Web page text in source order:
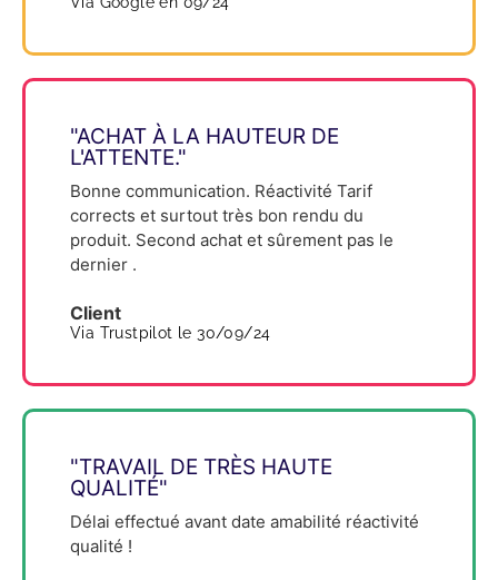
"ACHAT À LA HAUTEUR DE
L'ATTENTE."
Bonne communication. Réactivité Tarif
corrects et surtout très bon rendu du
produit. Second achat et sûrement pas le
dernier .
Client
Via Trustpilot le 30/09/24
"TRAVAIL DE TRÈS HAUTE
QUALITÉ"
Délai effectué avant date amabilité réactivité
qualité !